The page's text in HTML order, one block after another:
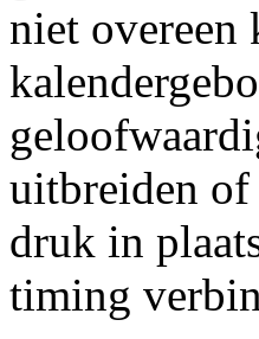
niet overeen
uitbreiden of
druk in
timing